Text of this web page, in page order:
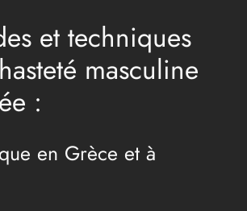
et techniques
masculine
:
en Grèce et à